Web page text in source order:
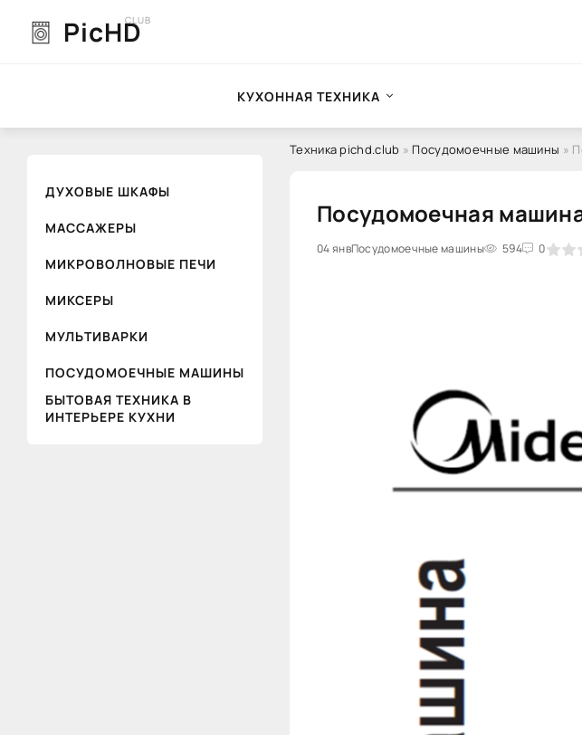
PicHD
CLUB
КУХОННАЯ ТЕХНИКА
ДУХОВЫЕ ШКАФЫ
МАССАЖЕРЫ
МИКРОВОЛНОВЫЕ ПЕЧИ
МИКСЕРЫ
МУЛЬТИВАРКИ
ПОСУДОМОЕЧНЫЕ МАШИНЫ
БЫТОВАЯ ТЕХНИКА В
ИНТЕРЬЕРЕ КУХНИ
Техника pichd.club » Посудомоечные машины »
Посудомоечная
04 янвПосудомоечные машины 594 0
0 1 2 3 4 5